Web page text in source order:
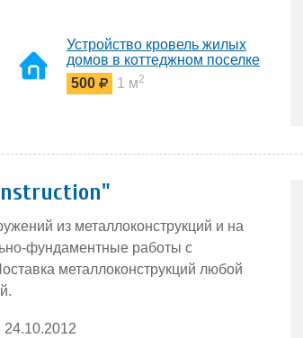
Устройство кровель жилых
домов в коттеджном поселке
из кровельной плитки
500 1 м2
из металлоконструкций и на
фундаментные работы с
металлоконструкций любой
Солнечногорского р-на.
24.10.2012